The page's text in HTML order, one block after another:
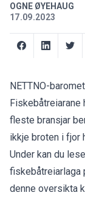
OGNE ØYEHAUG
17.09.2023
NETTNO-
Fiskebåtreiarane
fleste bransjar
ikkje broten i fjor
Under kan du
fiskebåtreiarlaga
denne oversikta